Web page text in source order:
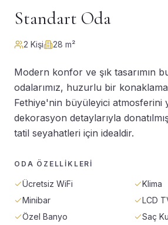
Standart Oda
2 Kişi 28 m²
Modern konfor ve şık tasarımın
odalarımız, huzurlu bir
Fethiye'nin büyüleyici atmosferini
dekorasyon detaylarıyla
tatil seyahatleri için idealdir.
ODA ÖZELLIKLERI
Ücretsiz WiFi
Klima
Minibar
LCD
Özel Banyo
Saç